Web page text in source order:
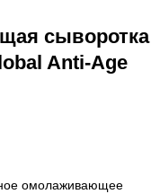
сыворотка
Anti-Age
омолаживающее